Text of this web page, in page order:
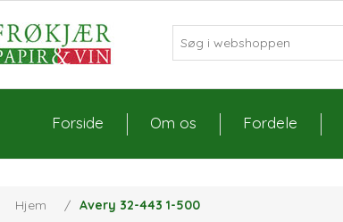
Forside Om os Fordele
Hjem / Avery 32-443 1-500